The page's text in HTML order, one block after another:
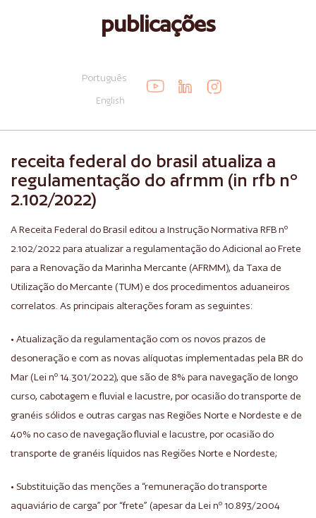
publicações
Português
English
receita federal do brasil atualiza a
regulamentação do afrmm (in rfb nº
2.102/2022)
A Receita Federal do Brasil editou a Instrução Normativa RFB nº
2.102/2022 para atualizar a regulamentação do Adicional ao Frete
para a Renovação da Marinha Mercante (AFRMM), da Taxa de
Utilização do Mercante (TUM) e dos procedimentos aduaneiros
correlatos. As principais alterações foram as seguintes:
• Atualização da regulamentação com os novos prazos de
desoneração e com as novas alíquotas implementadas pela BR do
Mar (Lei nº 14.301/2022), que são de 8% para navegação de longo
curso, cabotagem e fluvial e lacustre, por ocasião do transporte de
granéis sólidos e outras cargas nas Regiões Norte e Nordeste e de
40% no caso de navegação fluvial e lacustre, por ocasião do
transporte de granéis líquidos nas Regiões Norte e Nordeste;
• Substituição das menções a “remuneração do transporte
aquaviário de carga” por “frete” (apesar da Lei nº 10.893/2004